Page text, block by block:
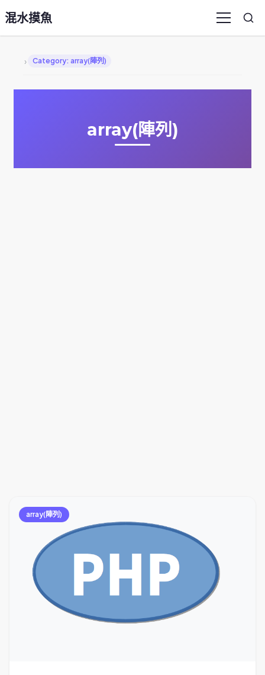
混水摸魚 Menu
› Category: array(陣列)
array(陣列)
array(陣列)